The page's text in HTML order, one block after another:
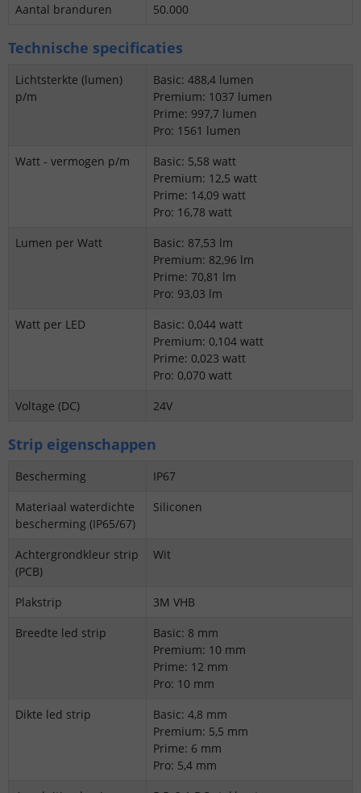
Aantal branduren
50.000
Technische specificaties
Lichtsterkte (lumen)
p/m
Basic: 488,4 lumen
Premium: 1037 lumen
Prime: 997,7 lumen
Pro: 1561 lumen
Watt - vermogen p/m
Basic: 5,58 watt
Premium: 12,5 watt
Prime: 14,09 watt
Pro: 16,78 watt
Lumen per Watt
Basic: 87,53 lm
Premium: 82,96 lm
Prime: 70,81 lm
Pro: 93,03 lm
Watt per LED
Basic: 0,044 watt
Premium: 0,104 watt
Prime: 0,023 watt
Pro: 0,070 watt
Voltage (DC)
24V
Strip eigenschappen
Bescherming
IP67
Materiaal waterdichte
bescherming (IP65/67)
Siliconen
Achtergrondkleur strip
(PCB)
Wit
Plakstrip
3M VHB
Breedte led strip
Basic: 8 mm
Premium: 10 mm
Prime: 12 mm
Pro: 10 mm
Dikte led strip
Basic: 4,8 mm
Premium: 5,5 mm
Prime: 6 mm
Pro: 5,4 mm